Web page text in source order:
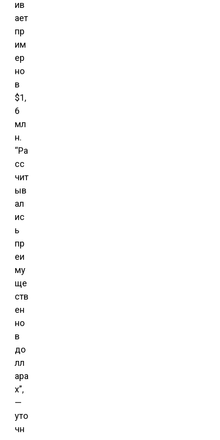
ив
ает
пр
им
ер
но
в
$1,
6
мл
н.
“Ра
сс
чит
ыв
ал
ис
ь
пр
еи
му
ще
ств
ен
но
в
до
лл
ара
х”,
—
уто
чн